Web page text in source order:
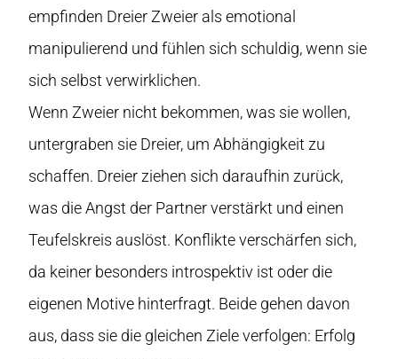
empfinden Dreier Zweier als emotional
manipulierend und fühlen sich schuldig, wenn sie
sich selbst verwirklichen.
Wenn Zweier nicht bekommen, was sie wollen,
untergraben sie Dreier, um Abhängigkeit zu
schaffen. Dreier ziehen sich daraufhin zurück,
was die Angst der Partner verstärkt und einen
Teufelskreis auslöst. Konflikte verschärfen sich,
da keiner besonders introspektiv ist oder die
eigenen Motive hinterfragt. Beide gehen davon
aus, dass sie die gleichen Ziele verfolgen: Erfolg